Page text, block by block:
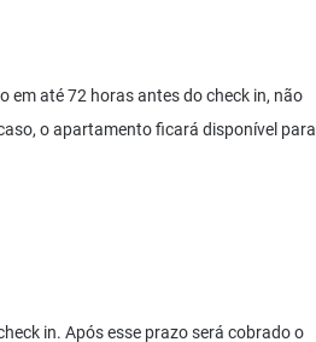
em até 72 horas antes do check in, não
o apartamento ficará disponível para
in. Após esse prazo será cobrado o